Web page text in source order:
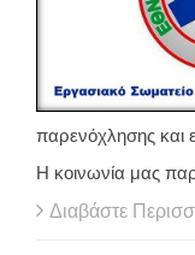
παρενόχλησης και
Η κοινωνία μας
Διαβάστε